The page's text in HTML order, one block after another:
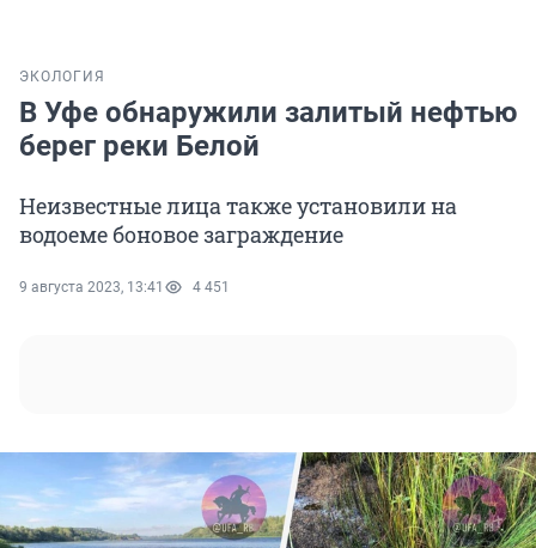
ЭКОЛОГИЯ
В Уфе обнаружили залитый нефтью
берег реки Белой
Неизвестные лица также установили на
водоеме боновое заграждение
9 августа 2023, 13:41 4 451